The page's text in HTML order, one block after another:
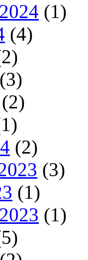
(1)
(4)
(3)
(2)
(2)
(3)
(1)
(1)